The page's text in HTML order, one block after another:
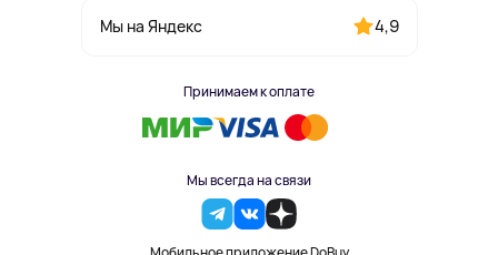
Мы на Яндекс 4,9
Принимаем к оплате
Мы всегда на связи